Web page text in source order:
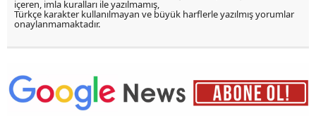
içeren, imla kuralları ile yazılmamış,
Türkçe karakter kullanılmayan ve büyük harflerle yazılmış yorumlar
onaylanmamaktadır.